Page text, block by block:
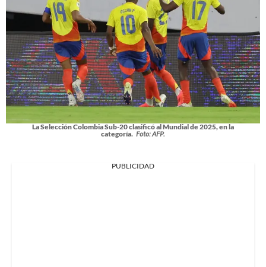
La Selección Colombia Sub-20 clasificó al Mundial de 2025, en la
categoría. Foto: AFP.
PUBLICIDAD